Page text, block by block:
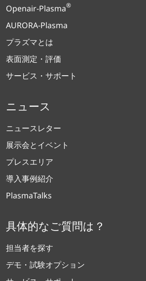
Openair-Plasma®
AURORA-Plasma
プラズマとは
表面測定・評価
サービス・サポート
ニュース
ニュースレター
展示会とイベント
プレスエリア
導入事例紹介
PlasmaTalks
具体的なご質問は？
担当者を探す
デモ・試験オプション